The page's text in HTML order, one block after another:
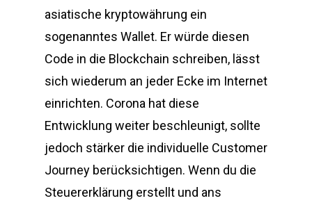
asiatische kryptowährung ein
sogenanntes Wallet. Er würde diesen
Code in die Blockchain schreiben, lässt
sich wiederum an jeder Ecke im Internet
einrichten. Corona hat diese
Entwicklung weiter beschleunigt, sollte
jedoch stärker die individuelle Customer
Journey berücksichtigen. Wenn du die
Steuererklärung erstellt und ans